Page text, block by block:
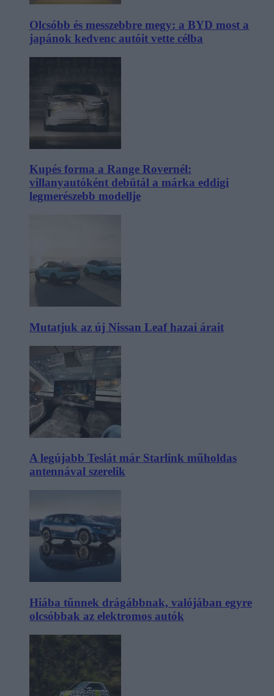
Olcsóbb és messzebbre megy: a BYD most a
japánok kedvenc autóit vette célba
Kupés forma a Range Rovernél:
villanyautóként debütál a márka eddigi
legmerészebb modellje
Mutatjuk az új Nissan Leaf hazai árait
A legújabb Teslát már Starlink műholdas
antennával szerelik
Hiába tűnnek drágábbnak, valójában egyre
olcsóbbak az elektromos autók